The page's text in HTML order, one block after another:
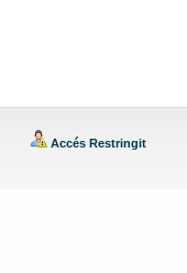
Accés Restringit